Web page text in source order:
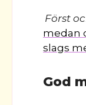
Först
medan
slags
God